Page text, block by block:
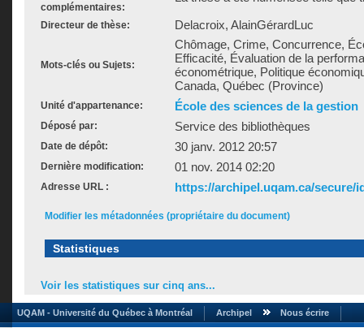
complémentaires:
Directeur de thèse: Delacroix, AlainGérardLuc
Mots-clés ou Sujets:
Chômage, Crime, Concurrence,
Efficacité, Évaluation de la
économétrique, Politique
Canada, Québec (Province)
Unité d'appartenance: École des sciences de la gestion
Déposé par: Service des bibliothèques
Date de dépôt: 30 janv. 2012 20:57
Dernière modification: 01 nov. 2014 02:20
Adresse URL : https://archipel.uqam.ca/secure/
Modifier les métadonnées (propriétaire du document)
Statistiques
Voir les statistiques sur cinq ans...
UQAM - Université du Québec à Montréal Archipel Nous écrire